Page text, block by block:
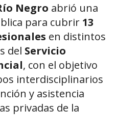
Negro abrió una
para cubrir 13
en distintos
del Servicio
, con el objetivo
interdisciplinarios
y asistencia
privadas de la